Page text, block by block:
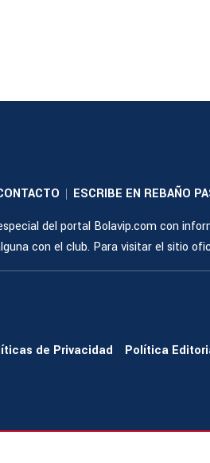
| ESCRIBE EN REBAÑO
del portal Bolavip.com con
con el club. Para visitar el sitio
de Privacidad Política